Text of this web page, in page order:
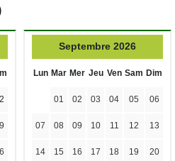
Septembre 2026
Lun Mar Mer Jeu Ven Sam Dim
01 02 03 04 05 06
07 08 09 10 11 12 13
14 15 16 17 18 19 20